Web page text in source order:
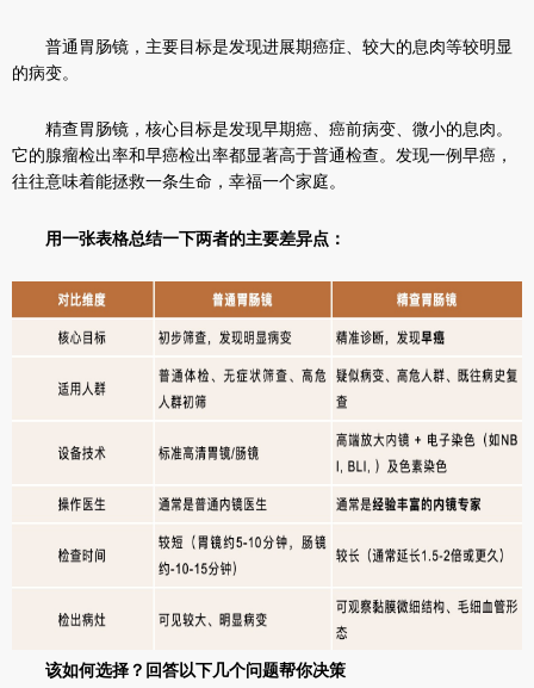
普通胃肠镜，主要目标是发现进展期癌症、较大的息肉等较明显
的病变。
精查胃肠镜，核心目标是发现早期癌、癌前病变、微小的息肉。
它的腺瘤检出率和早癌检出率都显著高于普通检查。发现一例早癌，
往往意味着能拯救一条生命，幸福一个家庭。
用一张表格总结一下两者的主要差异点：
该如何选择？回答以下几个问题帮你决策